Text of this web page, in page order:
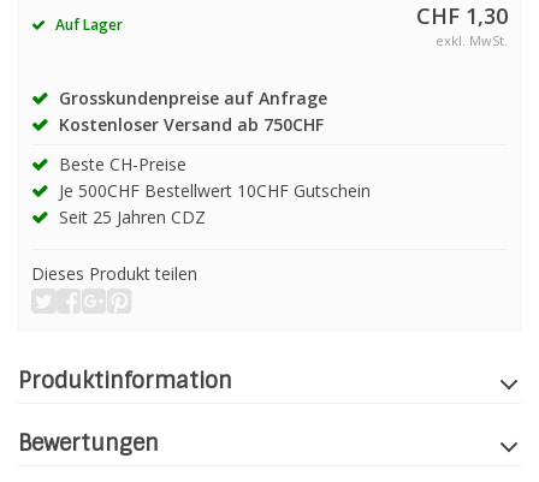
Auf Lager CHF 1,30
exkl. MwSt.
Grosskundenpreise auf Anfrage
Kostenloser Versand ab 750CHF
Beste CH-Preise
Je 500CHF Bestellwert 10CHF Gutschein
Seit 25 Jahren CDZ
Dieses Produkt teilen
Produktinformation
Bewertungen